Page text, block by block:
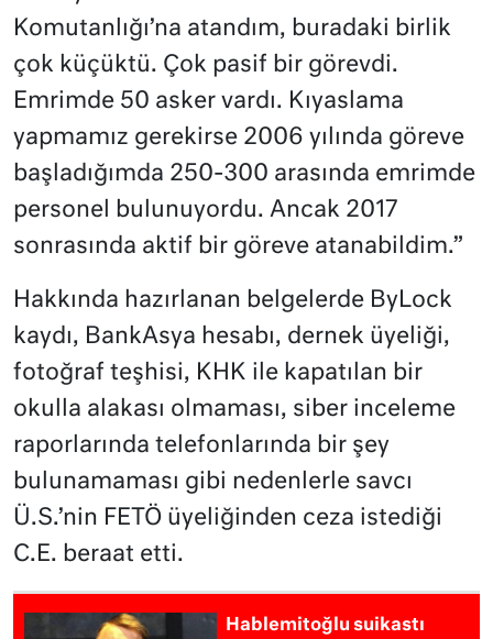
Komutanlığı’na atandım, buradaki birlik
çok küçüktü. Çok pasif bir görevdi.
Emrimde 50 asker vardı. Kıyaslama
yapmamız gerekirse 2006 yılında göreve
başladığımda 250-300 arasında emrimde
personel bulunuyordu. Ancak 2017
sonrasında aktif bir göreve atanabildim.”
Hakkında hazırlanan belgelerde ByLock
kaydı, BankAsya hesabı, dernek üyeliği,
fotoğraf teşhisi, KHK ile kapatılan bir
okulla alakası olmaması, siber inceleme
raporlarında telefonlarında bir şey
bulunamaması gibi nedenlerle savcı
Ü.S.’nin FETÖ üyeliğinden ceza istediği
C.E. beraat etti.
Hablemitoğlu suikastı